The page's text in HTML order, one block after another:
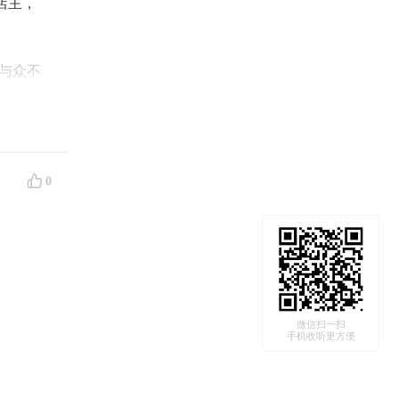
众不
、IT
莽，但
小时
0
微信扫一扫
手机收听更方便